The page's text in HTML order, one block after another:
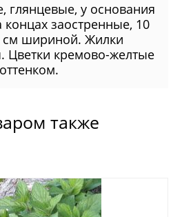
глянцевые, у основания
концах заостренные, 10
см шириной. Жилки
Цветки кремово-желтые
также